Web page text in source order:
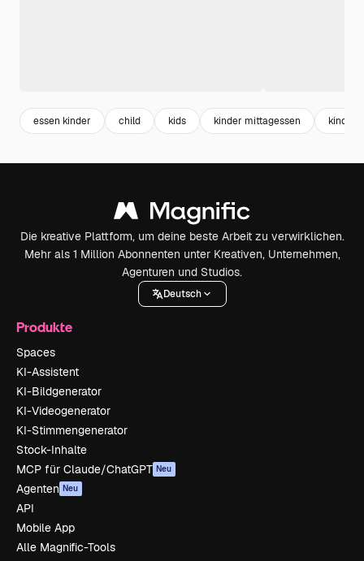
essen kinder child kids kinder mittagessen kinder
Die kreative Plattform, um deine beste Arbeit zu verwirklichen.
Mehr als 1 Million Abonnenten unter Kreativen, Unternehmen,
Agenturen und Studios.
Deutsch
Produkte
Spaces
KI-Assistent
KI-Bildgenerator
KI-Videogenerator
KI-Stimmengenerator
Stock-Inhalte
MCP für Claude/ChatGPT Neu
Agenten Neu
API
Mobile App
Alle Magnific-Tools